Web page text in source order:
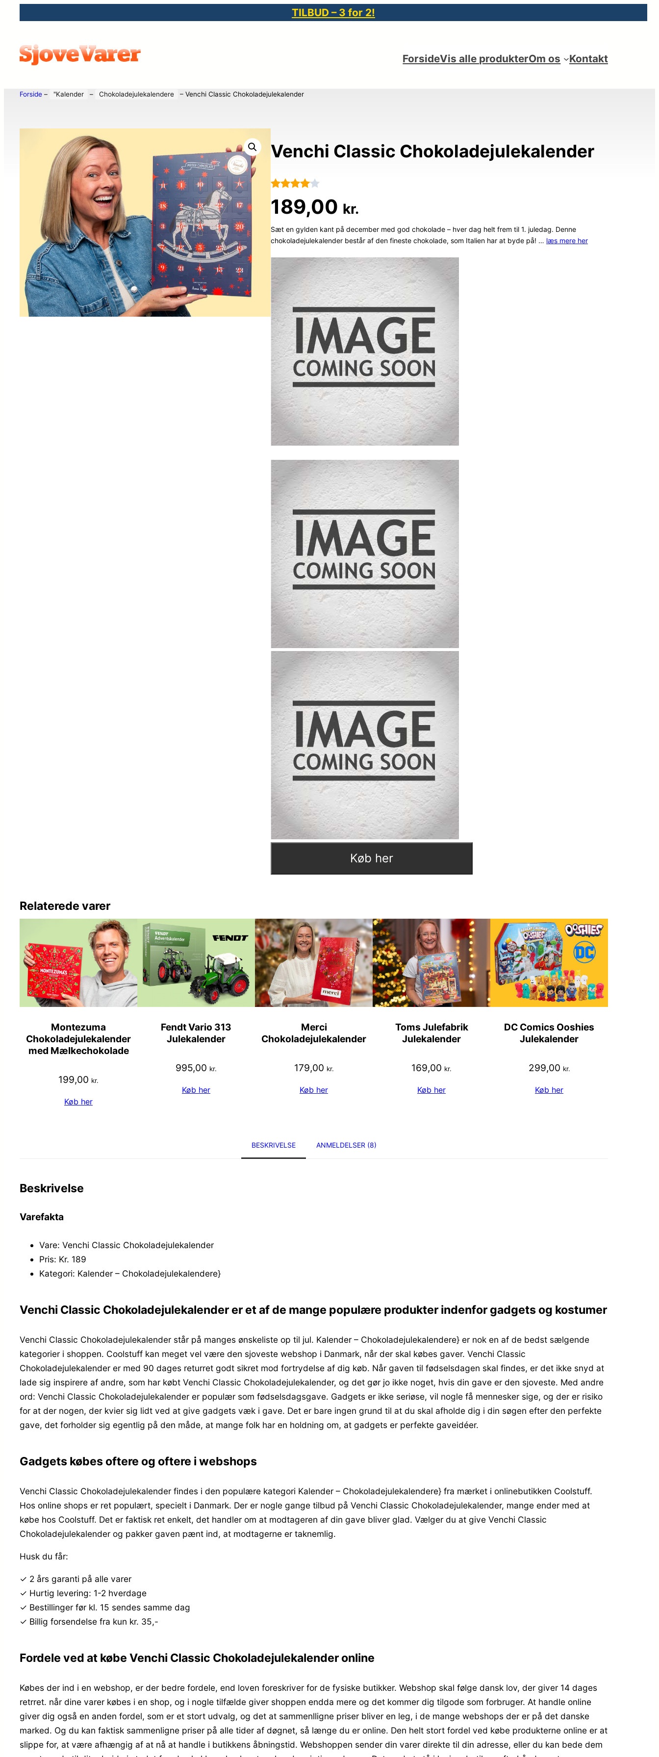
TILBUD – 3 for 2!
ForsideVis alle produkterOm os Kontakt
Forside – "Kalender – Chokoladejulekalendere – Venchi Classic Chokoladejulekalender
Venchi Classic Chokoladejulekalender
som4
ud af 5
baseret
på
kundebed
ømmelse
r
189,00 kr.
Sæt en gylden kant på december med god chokolade – hver dag helt frem til 1. juledag. Denne
chokoladejulekalender består af den fineste chokolade, som Italien har at byde på! … læs mere her
Køb her
Relaterede varer
Montezuma
Chokoladejulekalender
med Mælkechokolade
199,00 kr.
Køb her
Fendt Vario 313
Julekalender
995,00 kr.
Køb her
Merci
Chokoladejulekalender
179,00 kr.
Køb her
Toms Julefabrik
Julekalender
169,00 kr.
Køb her
DC Comics Ooshies
Julekalender
299,00 kr.
Køb her
BESKRIVELSE ANMELDELSER (8)
Beskrivelse
Varefakta
Vare: Venchi Classic Chokoladejulekalender
Pris: Kr. 189
Kategori: Kalender – Chokoladejulekalendere}
Venchi Classic Chokoladejulekalender er et af de mange populære produkter indenfor gadgets og kostumer
Venchi Classic Chokoladejulekalender står på manges ønskeliste op til jul. Kalender – Chokoladejulekalendere} er nok en af de bedst sælgende
kategorier i shoppen. Coolstuff kan meget vel være den sjoveste webshop i Danmark, når der skal købes gaver. Venchi Classic
Chokoladejulekalender er med 90 dages returret godt sikret mod fortrydelse af dig køb. Når gaven til fødselsdagen skal findes, er det ikke snyd at
lade sig inspirere af andre, som har købt Venchi Classic Chokoladejulekalender, og det gør jo ikke noget, hvis din gave er den sjoveste. Med andre
ord: Venchi Classic Chokoladejulekalender er populær som fødselsdagsgave. Gadgets er ikke seriøse, vil nogle få mennesker sige, og der er risiko
for at der nogen, der kvier sig lidt ved at give gadgets væk i gave. Det er bare ingen grund til at du skal afholde dig i din søgen efter den perfekte
gave, det forholder sig egentlig på den måde, at mange folk har en holdning om, at gadgets er perfekte gaveidéer.
Gadgets købes oftere og oftere i webshops
Venchi Classic Chokoladejulekalender findes i den populære kategori Kalender – Chokoladejulekalendere} fra mærket i onlinebutikken Coolstuff.
Hos online shops er ret populært, specielt i Danmark. Der er nogle gange tilbud på Venchi Classic Chokoladejulekalender, mange ender med at
købe hos Coolstuff. Det er faktisk ret enkelt, det handler om at modtageren af din gave bliver glad. Vælger du at give Venchi Classic
Chokoladejulekalender og pakker gaven pænt ind, at modtagerne er taknemlig.
Husk du får:
✓ 2 års garanti på alle varer
✓ Hurtig levering: 1-2 hverdage
✓ Bestillinger før kl. 15 sendes samme dag
✓ Billig forsendelse fra kun kr. 35,-
Fordele ved at købe Venchi Classic Chokoladejulekalender online
Købes der ind i en webshop, er der bedre fordele, end loven foreskriver for de fysiske butikker. Webshop skal følge dansk lov, der giver 14 dages
retrret. når dine varer købes i en shop, og i nogle tilfælde giver shoppen endda mere og det kommer dig tilgode som forbruger. At handle online
giver dig også en anden fordel, som er et stort udvalg, og det at sammenlligne priser bliver en leg, i de mange webshops der er på det danske
marked. Og du kan faktisk sammenligne priser på alle tider af døgnet, så længe du er online. Den helt stort fordel ved købe produkterne online er at
slippe for, at være afhængig af at nå at handle i butikkens åbningstid. Webshoppen sender din varer direkte til din adresse, eller du kan bede dem